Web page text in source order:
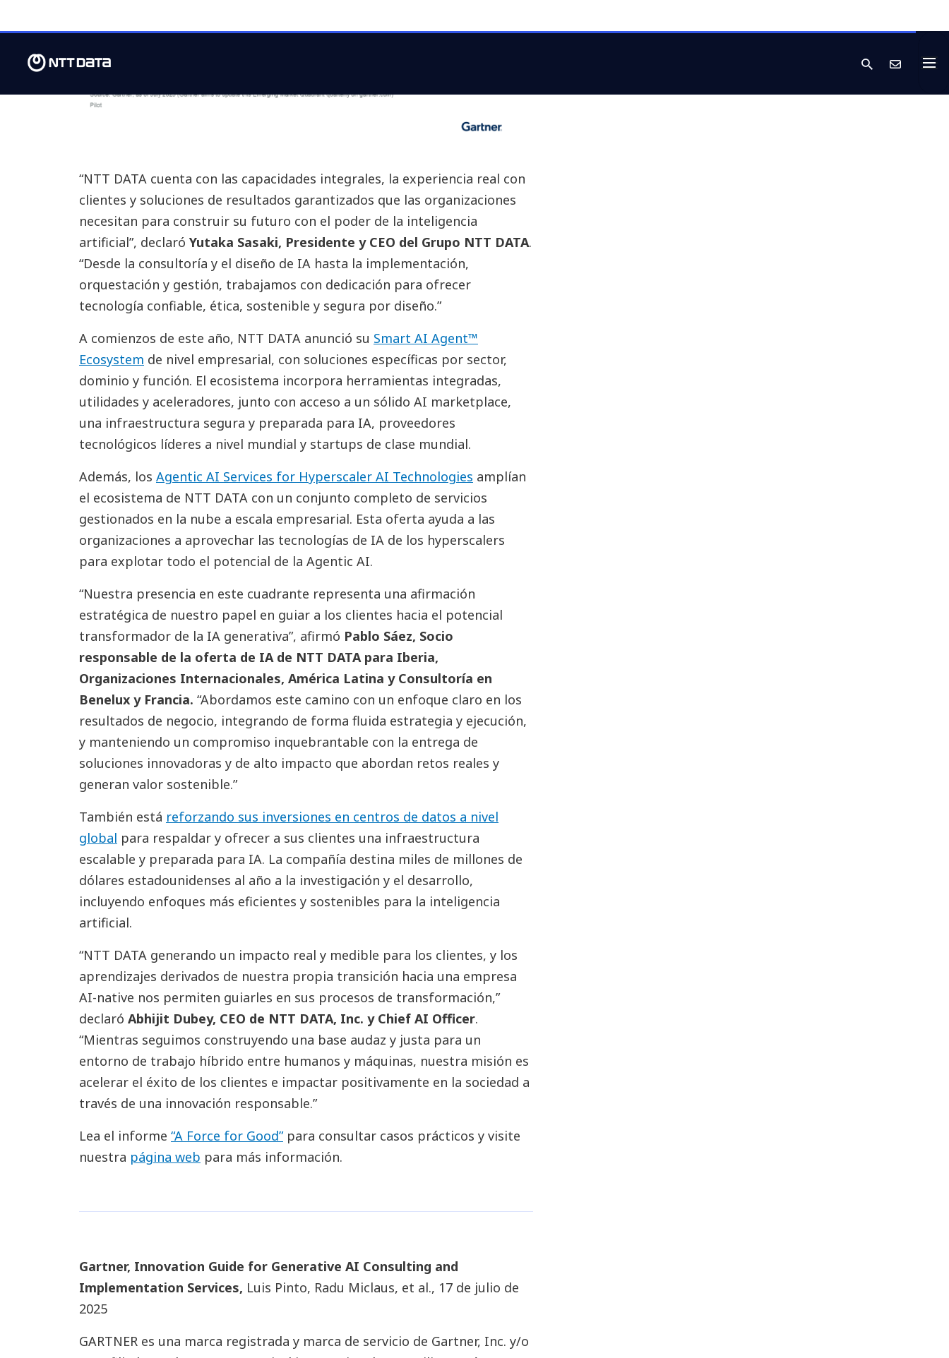
“NTT DATA cuenta con las capacidades integrales, la experiencia real con
clientes y soluciones de resultados garantizados que las organizaciones
necesitan para construir su futuro con el poder de la inteligencia
artificial”, declaró Yutaka Sasaki, Presidente y CEO del Grupo NTT DATA.
“Desde la consultoría y el diseño de IA hasta la implementación,
orquestación y gestión, trabajamos con dedicación para ofrecer
tecnología confiable, ética, sostenible y segura por diseño.”
A comienzos de este año, NTT DATA anunció su Smart AI Agent™
Ecosystem de nivel empresarial, con soluciones específicas por sector,
dominio y función. El ecosistema incorpora herramientas integradas,
utilidades y aceleradores, junto con acceso a un sólido AI marketplace,
una infraestructura segura y preparada para IA, proveedores
tecnológicos líderes a nivel mundial y startups de clase mundial.
Además, los Agentic AI Services for Hyperscaler AI Technologies amplían
el ecosistema de NTT DATA con un conjunto completo de servicios
gestionados en la nube a escala empresarial. Esta oferta ayuda a las
organizaciones a aprovechar las tecnologías de IA de los hyperscalers
para explotar todo el potencial de la Agentic AI.
“Nuestra presencia en este cuadrante representa una afirmación
estratégica de nuestro papel en guiar a los clientes hacia el potencial
transformador de la IA generativa”, afirmó Pablo Sáez, Socio
responsable de la oferta de IA de NTT DATA para Iberia,
Organizaciones Internacionales, América Latina y Consultoría en
Benelux y Francia. “Abordamos este camino con un enfoque claro en los
resultados de negocio, integrando de forma fluida estrategia y ejecución,
y manteniendo un compromiso inquebrantable con la entrega de
soluciones innovadoras y de alto impacto que abordan retos reales y
generan valor sostenible.”
También está reforzando sus inversiones en centros de datos a nivel
global para respaldar y ofrecer a sus clientes una infraestructura
escalable y preparada para IA. La compañía destina miles de millones de
dólares estadounidenses al año a la investigación y el desarrollo,
incluyendo enfoques más eficientes y sostenibles para la inteligencia
artificial.
“NTT DATA generando un impacto real y medible para los clientes, y los
aprendizajes derivados de nuestra propia transición hacia una empresa
AI-native nos permiten guiarles en sus procesos de transformación,”
declaró Abhijit Dubey, CEO de NTT DATA, Inc. y Chief AI Officer.
“Mientras seguimos construyendo una base audaz y justa para un
entorno de trabajo híbrido entre humanos y máquinas, nuestra misión es
acelerar el éxito de los clientes e impactar positivamente en la sociedad a
través de una innovación responsable.”
Lea el informe “A Force for Good”para consultar casos prácticos y visite
nuestra página web para más información.
Gartner, Innovation Guide for Generative AI Consulting and
Implementation Services, Luis Pinto, Radu Miclaus, et al., 17 de julio de
2025
GARTNER es una marca registrada y marca de servicio de Gartner, Inc. y/o